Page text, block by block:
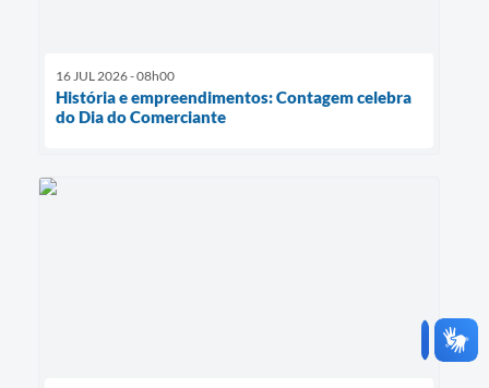
16 JUL 2026 - 08h00
História e empreendimentos: Contagem celebra
do Dia do Comerciante